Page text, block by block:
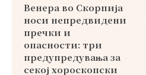
Венера во Скорпија
носи непредвидени
пречки и
опасности: три
предупредувања за
секој хороскопски